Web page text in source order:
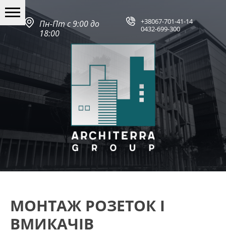
Пн-Пт с 9:00 до
18:00
+38067-701-41-14
0432-699-300
МОНТАЖ РОЗЕТОК І
ВМИКАЧІВ